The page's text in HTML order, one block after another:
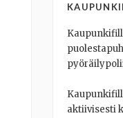
aktiivisesti